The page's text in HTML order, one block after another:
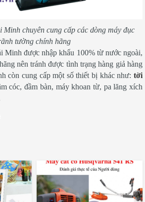
Minh chuyên cung cấp các dòng máy đục
tường chính hãng
Minh được nhập khẩu 100% từ nước ngoài,
nên tránh được tình trạng hàng giả hàng
còn cung cấp một số thiết bị khác như: tời
cóc, đầm bàn, máy khoan từ, pa lăng xích